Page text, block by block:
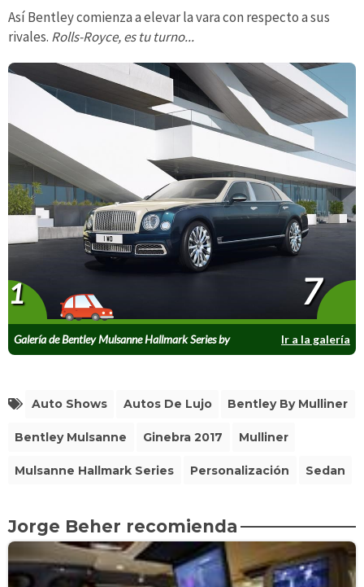
Así Bentley comienza a elevar la vara con respecto a sus
rivales. Rolls-Royce, es tu turno...
Galería de Bentley Mulsanne Hallmark Series by
Mulliner
Ir a la galería
1 7
Auto Shows Autos De Lujo Bentley By Mulliner
Bentley Mulsanne Ginebra 2017 Mulliner
Mulsanne Hallmark Series Personalización Sedan
Jorge Beher recomienda